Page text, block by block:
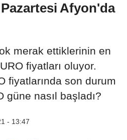
Afyon'da
merak ettiklerinin en
fiyatları oluyor.
fiyatlarında son durum
güne nasıl başladı?
- 13:47